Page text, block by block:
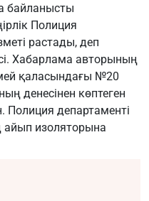
байланысты
Полиция
растады, деп
Хабарлама авторының
қаласындағы №20
денесінен көптеген
Полиция департаменті
айып изоляторына